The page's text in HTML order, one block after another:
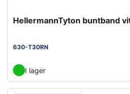
HellermannTyton buntband
630-T30RN
I lager